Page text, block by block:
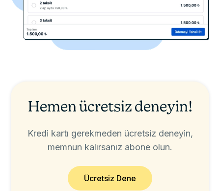
Hemen ücretsiz deneyin!
Kredi kartı gerekmeden ücretsiz deneyin,
memnun kalırsanız abone olun.
Ücretsiz Dene